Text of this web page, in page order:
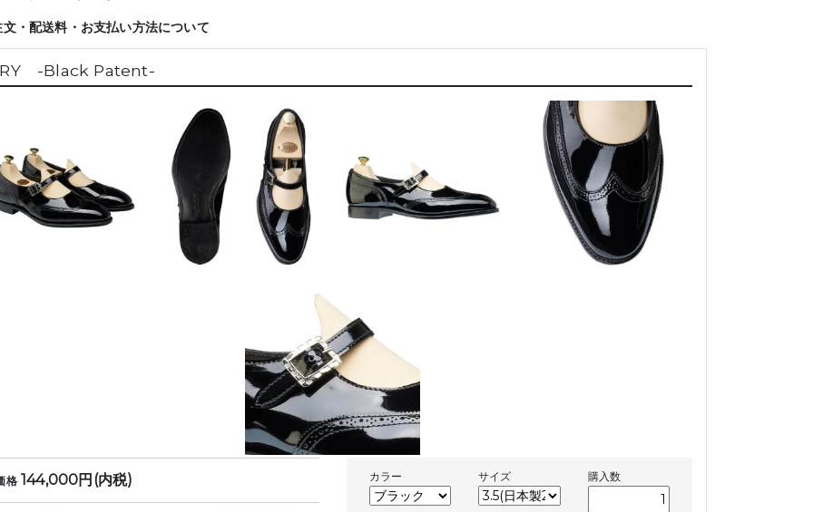
文・配送料・お支払い方法について
-Black Patent-
格144,000円(内税) カラー サイズ 購入数